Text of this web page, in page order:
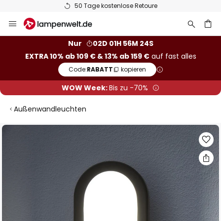
50 Tage kostenlose Retoure
Inhalt
Nur
02D 01H 56M 23S
EXTRA 10% ab 109 € & 13% ab 159 €auf fast alles
Code:RABATT kopieren
WOW Week:Bis zu -70%
Außenwandleuchten
Zum